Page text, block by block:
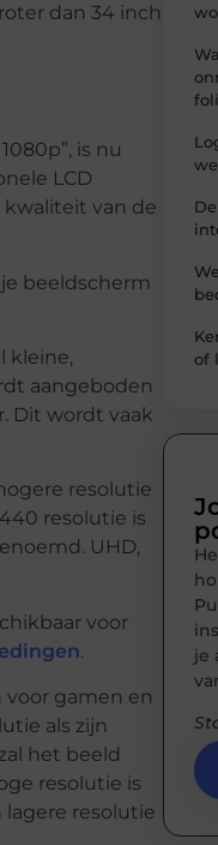
dan 34 inch
is nu
LCD
kwaliteit van de
beeldscherm
kleine,
aangeboden
Dit wordt vaak
resolutie
resolutie is
UHD,
voor
.
gamen en
als zijn
het beeld
resolutie is
resolutie
of
je